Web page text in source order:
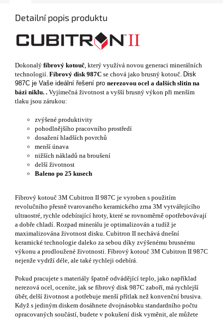
Detailní popis produktu
Dokonalý fíbrový kotouč , který využívá novou generaci minerálních
technologií. Fíbrový disk 987C se chová jako brusný kotouč. Disk
987C je Vaše ideální řešení pro nerezovou ocel a dalších slitin na
bázi niklu. . Vyjímečná životnost a vyšší brusný výkon při menším
tlaku jsou zárukou:
zvýšené produktivity
pohodlnějšího pracovního prostředí
dosažení hladších povrchů
menší únava
nižších nákladů na broušení
delší životnost
Baleno po 25 kusech
Fíbrový kotouč 3M Cubitron II 987C je vyroben s použitím
revolučního přesně tvarovaného keramického zrna 3M vytvářejícího
ultraostré, rychle odebírající hroty, které se rovnoměrně opotřebovávají
a dobře chladí. Rozpad minerálu je optimalizován a tudíž je
maximalizována životnost disku. Cubitron II nechává dnešní
keramické technologie daleko za sebou díky zvýšenému brusnému
výkonu a prodloužené životnosti. Fíbrový kotouč 3M Cubitron II 987C
nejenže vydrží déle, ale také rychleji odebírá.
Pokud pracujete s materiály špatně odvádějící teplo, jako například
nerezová ocel, oceníte, jak se fíbrový disk 987C zaboří, má rychlejší
úběr, delší životnost a potřebuje menší přítlak než konvenční brusiva.
Když s jediným diskem dosáhnete dvojnásobku standardního počtu
opracovaných součástí, budete v pokušení disk vyměnit, ale můžete